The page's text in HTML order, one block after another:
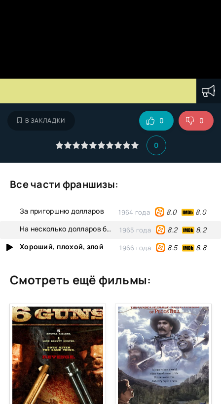
В ЗАКЛАДКИ
0
0 0
Все части франшизы:
Хороший, плохой, злой 1966 года 8.5 8.8
На несколько долларов больше 1965 года 8.2 8.2
За пригоршню долларов 1964 года 8.0 8.0
Смотреть ещё фильмы: